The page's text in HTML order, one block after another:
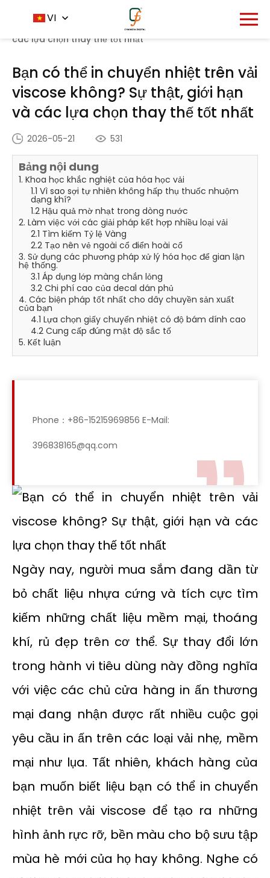
VI
Trang chủ - Trung tâm tin tức
chuyển nhiệt trên vải viscose không? Sự thật, giới hạn và
các lựa chọn thay thế tốt nhất
Bạn có thể in chuyển nhiệt trên vải
viscose không? Sự thật, giới hạn
và các lựa chọn thay thế tốt nhất
2026-05-21 531
Bảng nội dung
1. Khoa học khắc nghiệt của hóa học vải
1.1 Vì sao sợi tự nhiên không hấp thụ thuốc nhuộm
dạng khí?
1.2 Hậu quả mờ nhạt trong dòng nước
2. Làm việc với các giải pháp kết hợp nhiều loại vải
2.1 Tìm kiếm Tỷ lệ Vàng
2.2 Tạo nên vẻ ngoài cổ điển hoài cổ
3. Sử dụng các phương pháp xử lý hóa học để gian lận
hệ thống.
3.1 Áp dụng lớp màng chắn lỏng
3.2 Chi phí cao của decal dán phủ
4. Các biện pháp tốt nhất cho dây chuyền sản xuất
của bạn
4.1 Lựa chọn giấy chuyển nhiệt có độ bám dính cao
4.2 Cung cấp đúng mật độ sắc tố
5. Kết luận
Phone：+86-15215969856 E-Mail:
396838165@qq.com
Ngày nay, người mua sắm đang dần từ
bỏ chất liệu nhựa cứng và tích cực tìm
kiếm những chất liệu mềm mại, thoáng
khí, rủ đẹp trên cơ thể. Sự thay đổi lớn
trong hành vi tiêu dùng này đồng nghĩa
với việc các chủ cửa hàng in ấn thương
mại đang nhận được rất nhiều cuộc gọi
yêu cầu in ấn trên các loại vải nhẹ, mềm
mại như lụa. Tất nhiên, khách hàng của
bạn muốn biết liệu bạn có thể in chuyển
nhiệt trên vải viscose để tạo ra những
hình ảnh rực rỡ, bền màu cho bộ sưu tập
mùa hè mới của họ hay không. Nghe có